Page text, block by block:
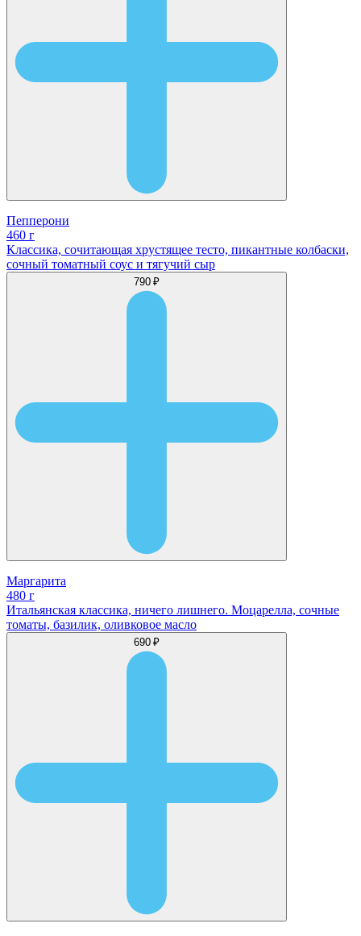
Пепперони
460 г
Классика, сочитающая хрустящее тесто, пикантные колбаски,
сочный томатный соус и тягучий сыр
790 ₽
Маргарита
480 г
Итальянская классика, ничего лишнего. Моцарелла, сочные
томаты, базилик, оливковое масло
690 ₽